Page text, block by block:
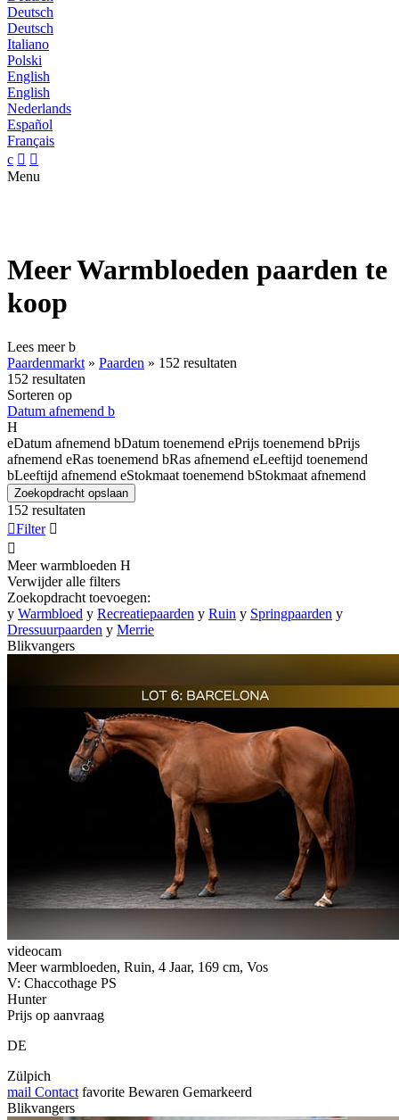
Deutsch
Deutsch
Italiano
Polski
English
English
Nederlands
Español
Français
c  
Menu
Meer Warmbloeden paarden te
koop
Lees meerb
Paardenmarkt » Paarden » 152 resultaten
152 resultaten
Sorteren op
Datum afnemend b
H
eDatum afnemend bDatum toenemend ePrijs toenemend bPrijs
afnemend eRas toenemend bRas afnemend eLeeftijd toenemend
bLeeftijd afnemend eStokmaat toenemend bStokmaat afnemend
Zoekopdracht opslaan
152 resultaten
Filter 

Meer warmbloeden H
Verwijder alle filters
Zoekopdracht toevoegen:
y Warmbloed y Recreatiepaarden y Ruin y Springpaarden y
Dressuurpaarden y Merrie
Blikvangers
videocam
Meer warmbloeden, Ruin, 4 Jaar, 169 cm, Vos
V: Chaccothage PS
Hunter
Prijs op aanvraag
DE
Zülpich
mail Contact favorite Bewaren Gemarkeerd
Blikvangers